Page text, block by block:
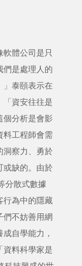
軟體公司是只
們是處理人的
」泰頤表示在
「資安往往是
個分析是會影
料工程師會需
洞察力、勇於
或缺的。由於
分散式數據
行為中的隱藏
們不妨善用網
自學能力，
資料科學家是